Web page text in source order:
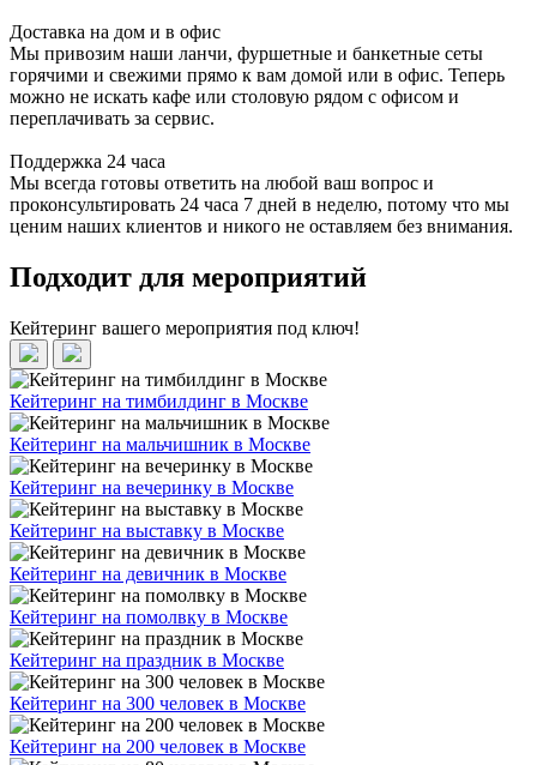
Доставка на дом и в офис
Мы привозим наши ланчи, фуршетные и банкетные сеты
горячими и свежими прямо к вам домой или в офис. Теперь
можно не искать кафе или столовую рядом с офисом и
переплачивать за сервис.
Поддержка 24 часа
Мы всегда готовы ответить на любой ваш вопрос и
проконсультировать 24 часа 7 дней в неделю, потому что мы
ценим наших клиентов и никого не оставляем без внимания.
Подходит для мероприятий
Кейтеринг вашего мероприятия под ключ!
Кейтеринг на тимбилдинг в Москве
Кейтеринг на мальчишник в Москве
Кейтеринг на вечеринку в Москве
Кейтеринг на выставку в Москве
Кейтеринг на девичник в Москве
Кейтеринг на помолвку в Москве
Кейтеринг на праздник в Москве
Кейтеринг на 300 человек в Москве
Кейтеринг на 200 человек в Москве